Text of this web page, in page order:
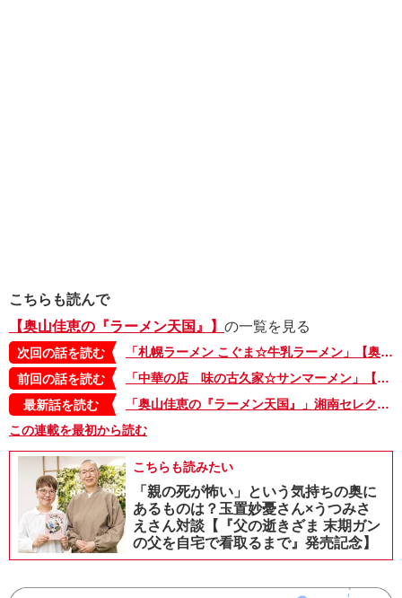
こちらも読んで
【奥山佳恵の『ラーメン天国』】 の一覧を見る
次回の話を読む
「札幌ラーメン こぐま☆牛乳ラーメン」【奥山佳恵の『ラーメン天国』第六十一回】
前回の話を読む
「中華の店 味の古久家☆サンマーメン」【奥山佳恵の『ラーメン天国』第五十九回】
最新話を読む
「奥山佳恵の『ラーメン天国』」湘南セレクション・2。本日最終日！ 湘南でラーメン原画展を開催中
この連載を最初から読む
こちらも読みたい
「親の死が怖い」という気持ちの奥に
あるものは？玉置妙憂さん×うつみさ
えさん対談【『父の逝きざま 末期ガン
の父を自宅で看取るまで』発売記念】